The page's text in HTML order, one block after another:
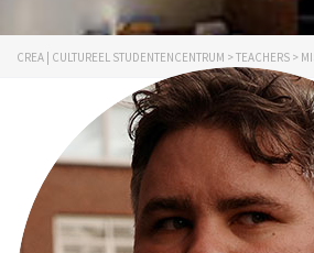
CREA | CULTUREEL STUDENTENCENTRUM > TEACHERS >